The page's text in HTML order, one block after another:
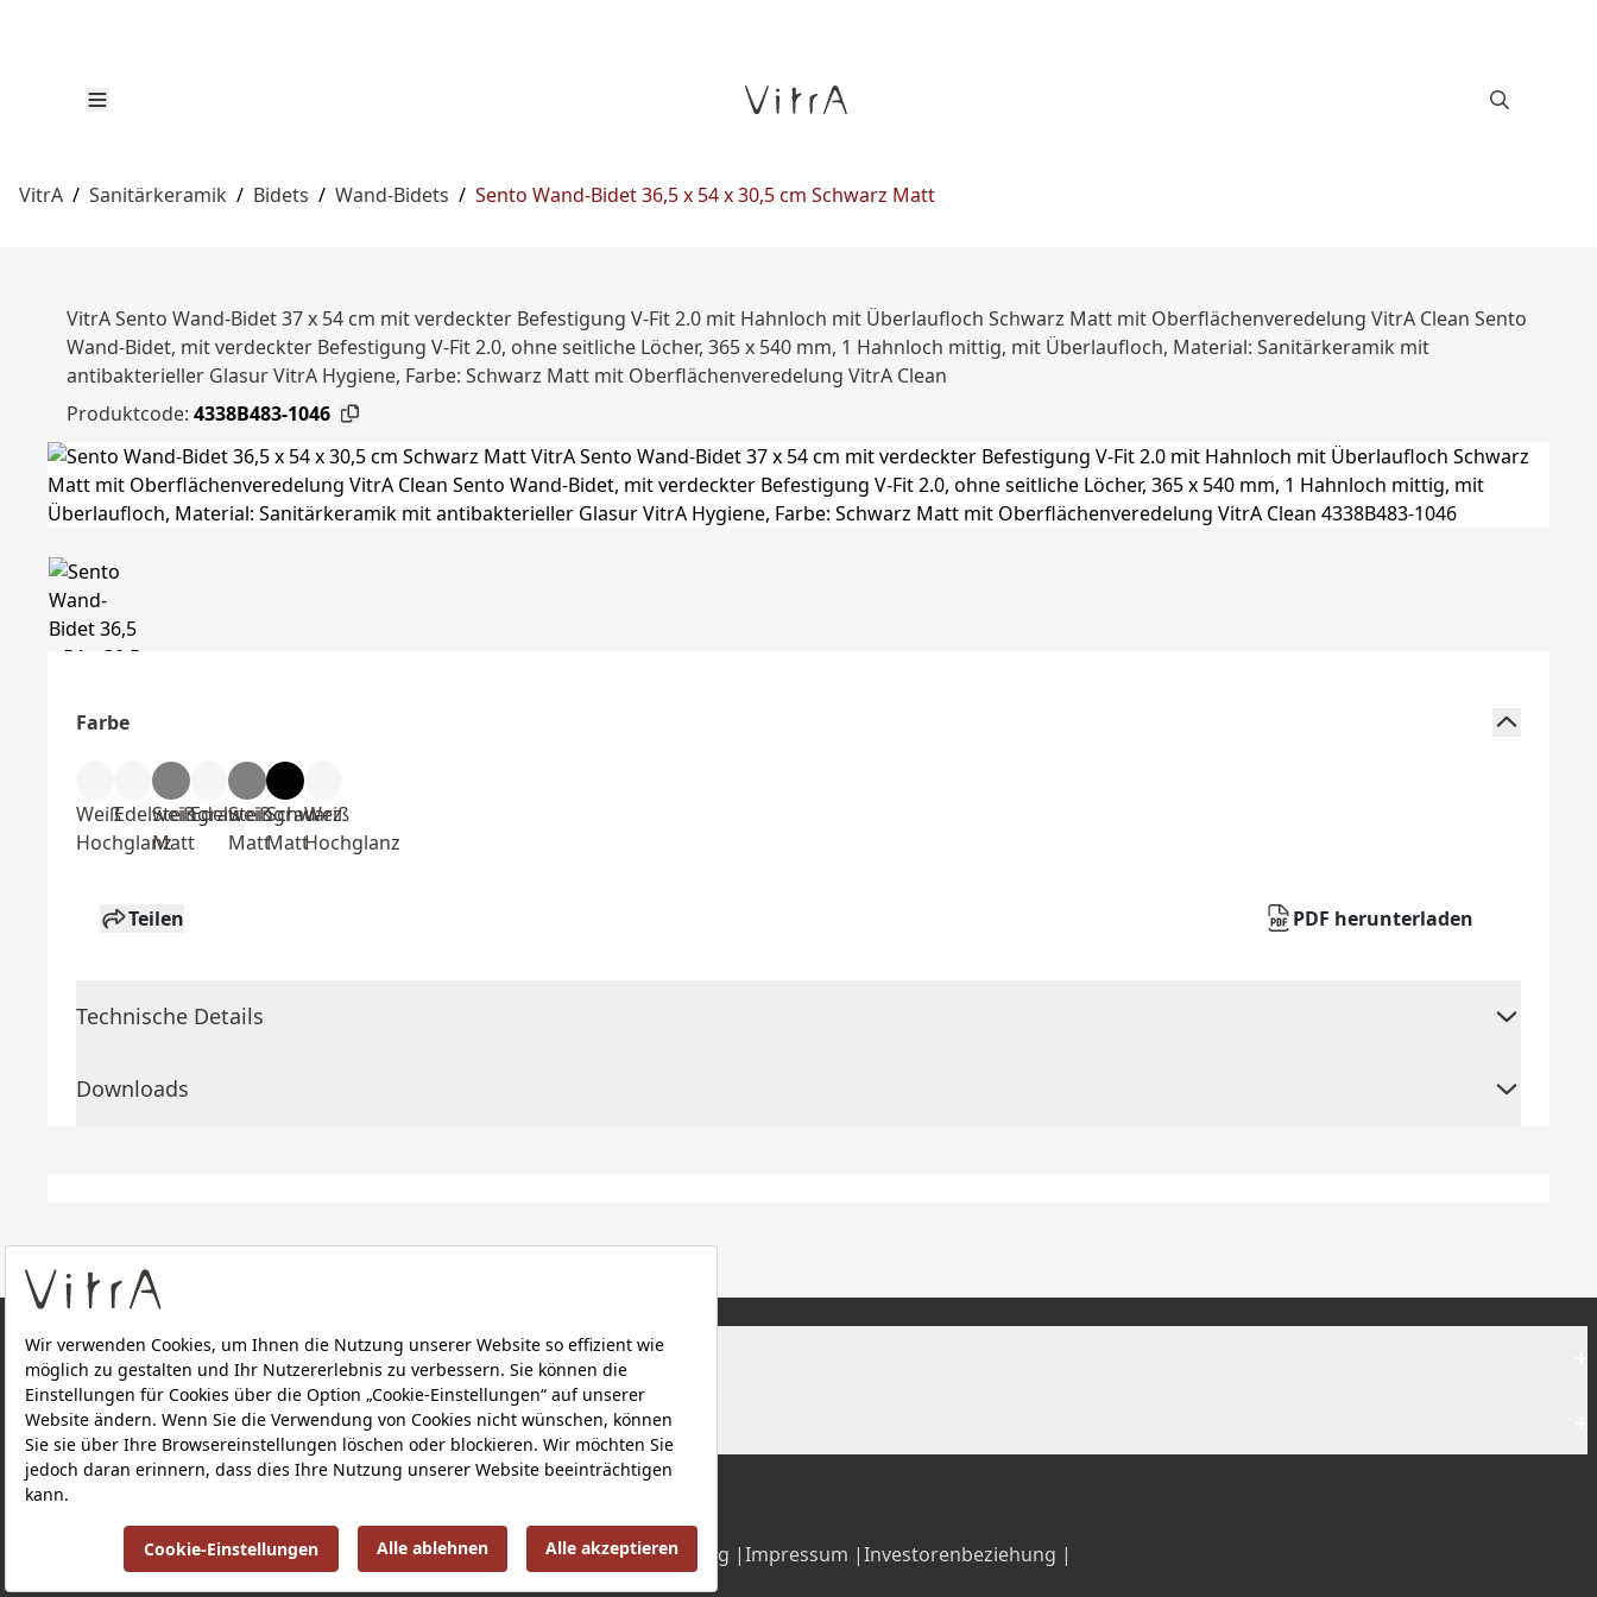
VitrA / Sanitärkeramik / Bidets / Wand-Bidets / Sento Wand-Bidet 36,5 x 54 x 30,5 cm Schwarz Matt
VitrA Sento Wand-Bidet 37 x 54 cm mit verdeckter Befestigung V-Fit 2.0 mit Hahnloch mit Überlaufloch Schwarz Matt mit Oberflächenveredelung VitrA Clean Sento
Wand-Bidet, mit verdeckter Befestigung V-Fit 2.0, ohne seitliche Löcher, 365 x 540 mm, 1 Hahnloch mittig, mit Überlaufloch, Material: Sanitärkeramik mit
antibakterieller Glasur VitrA Hygiene, Farbe: Schwarz Matt mit Oberflächenveredelung VitrA Clean
Produktcode: 4338B483-1046
Farbe
Weiß
Hochglanz
EdelweißSteingrau
Matt
EdelweißSteingrau
Matt
Schwarz
Matt
Weiß
Hochglanz
Teilen PDF herunterladen
Technische Details
Downloads
ÜBER UNS
PRODUKTE
Datenschutzerklärung |Impressum |Investorenbeziehung |